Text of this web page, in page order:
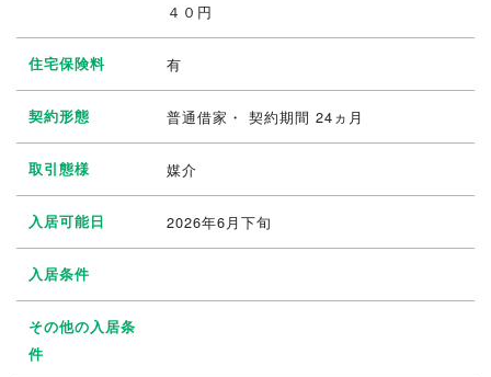
４０円
住宅保険料 有
契約形態 普通借家・ 契約期間 24ヵ月
取引態様 媒介
入居可能日 2026年6月下旬
入居条件
その他の入居条
件